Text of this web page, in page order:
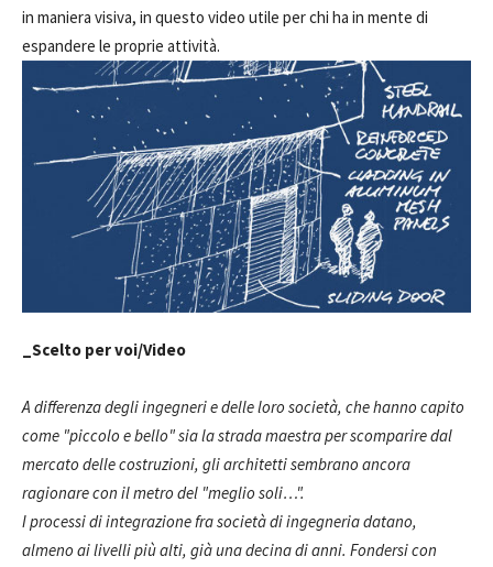
in maniera visiva, in questo video utile per chi ha in mente di
espandere le proprie attività.
_Scelto per voi/Video
A differenza degli ingegneri e delle loro società, che hanno capito
come "piccolo e bello" sia la strada maestra per scomparire dal
mercato delle costruzioni, gli architetti sembrano ancora
ragionare con il metro del "meglio soli…".
I processi di integrazione fra società di ingegneria datano,
almeno ai livelli più alti, già una decina di anni. Fondersi con